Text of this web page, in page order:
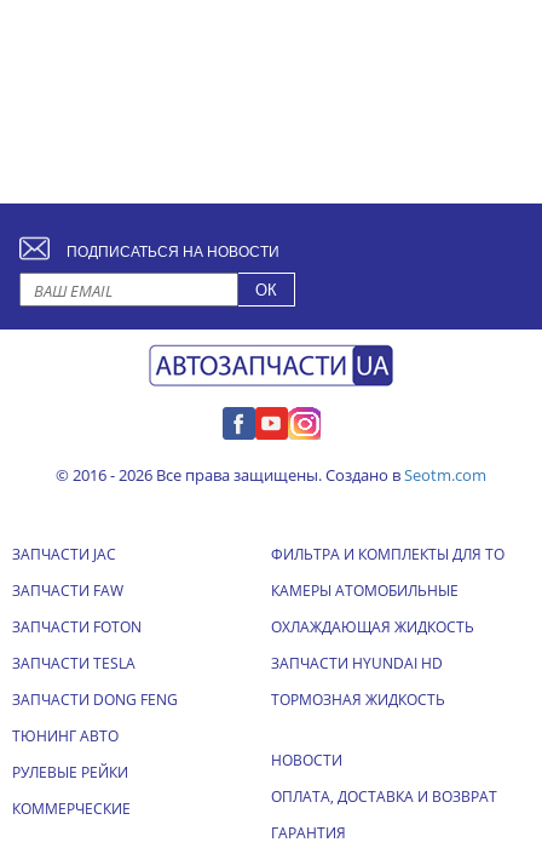
ПОДПИСАТЬСЯ НА НОВОСТИ
© 2016 - 2026 Все права защищены. Создано вSeotm.com
ЗАПЧАСТИ JAC
ЗАПЧАСТИ FAW
ЗАПЧАСТИ FOTON
ЗАПЧАСТИ TESLA
ЗАПЧАСТИ DONG FENG
ТЮНИНГ АВТО
РУЛЕВЫЕ РЕЙКИ
КОММЕРЧЕСКИЕ
ФИЛЬТРА И КОМПЛЕКТЫ ДЛЯ ТО
КАМЕРЫ АТОМОБИЛЬНЫЕ
ОХЛАЖДАЮЩАЯ ЖИДКОСТЬ
ЗАПЧАСТИ HYUNDAI HD
ТОРМОЗНАЯ ЖИДКОСТЬ
НОВОСТИ
ОПЛАТА, ДОСТАВКА И ВОЗВРАТ
ГАРАНТИЯ